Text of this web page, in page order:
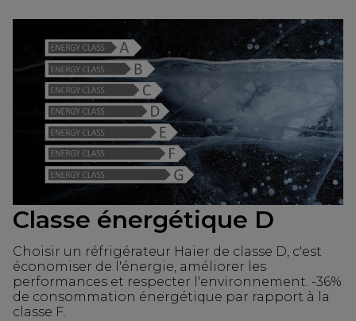
Classe énergétique D
Choisir un réfrigérateur Haier de classe D, c'est
économiser de l'énergie, améliorer les
performances et respecter l'environnement. -36%
de consommation énergétique par rapport à la
classe F.